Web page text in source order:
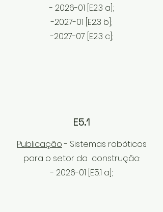
- 2026-01 [E2.3 a];
-2027-01 [E2.3 b ];
-2027-07 [E2.3 c];
E5.1
Publicação- Sistemas robóticos
para o setor da construção:
- 2026-01 [E5.1 a];